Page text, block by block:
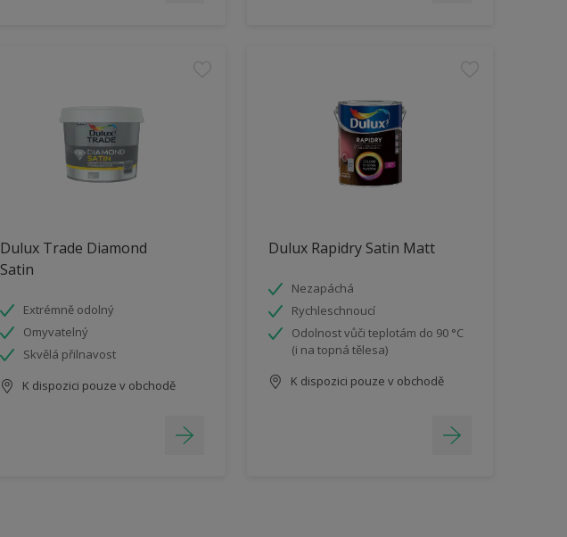
Dulux Trade Diamond
Satin
Extrémně odolný
Omyvatelný
Skvělá přilnavost
K dispozici pouze v obchodě
Dulux Rapidry Satin Matt
Nezapáchá
Rychleschnoucí
Odolnost vůči teplotám do 90 °C
(i na topná tělesa)
K dispozici pouze v obchodě